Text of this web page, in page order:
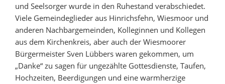
und Seelsorger wurde in den Ruhestand verabschiedet.
Viele Gemeindeglieder aus Hinrichsfehn, Wiesmoor und
anderen Nachbargemeinden, Kolleginnen und Kollegen
aus dem Kirchenkreis, aber auch der Wiesmoorer
Bürgermeister Sven Lübbers waren gekommen, um
„Danke“ zu sagen für ungezählte Gottesdienste, Taufen,
Hochzeiten, Beerdigungen und eine warmherzige